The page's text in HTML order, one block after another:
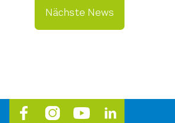
Nächste News